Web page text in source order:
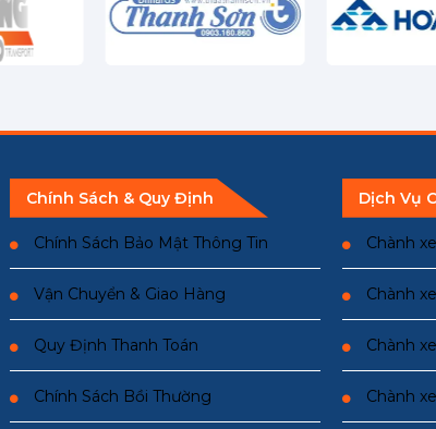
Chính Sách & Quy Định
Chính Sách Bảo Mật Thông Tin
Vận Chuyển & Giao Hàng
Quy Định Thanh Toán
Chính Sách Bồi Thường
Dịch Vụ
Chành
Chành
Chành
Chành